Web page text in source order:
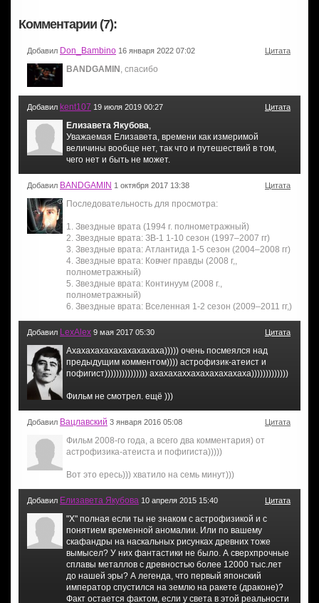
Комментарии (7):
Добавил Don_Bambino 16 января 2022 07:02 Цитата
BANDGAMIN , спасибо
Добавил kent107 19 июля 2019 00:27 Цитата
Елизавета Якубова,
Уважаемая Елизавета, времени как измеримой
величины вообще нет, так что и путешествий в том,
чего нет и быть не может.
Добавил BANDGAMIN 1 октября 2017 13:38 Цитата
Последовательность для просмотра:
1. Звездные врата (1994 г. полнометражный)
2. Звездные врата: ЗВ-1 1-10 сезон (1997–2007 гг)
3. Звездные врата: Атлантида 1-5 сезон (2004–2008 гг)
4. Звездные врата: Ковчег правды (2008 г,,
полнометражный)
5. Звездные врата: Континуум (2008 г.,
полнометражный)
6. Звездные врата: Вселенная 1-2 сезон (2009–2011 гг,)
Добавил LexAlex 9 мая 2017 05:30 Цитата
Ахахахахахахахахахаха))))) очень посмеялся над
предыдущим комментом)))) астрофизик-атеист и
пофигист))))))))))))))) ахахахаххахахахахахаха)))))))))))))
Фильм не смотрел. ещё )))
Добавил Вацлавский 3 января 2016 05:08 Цитата
Фильм 2008-го года, а всего два комментария) от
астрофизика-атеиста и пофигиста)))))
Вот это ересь))) хватило на семь минут)))
Добавил Елизавета Якубова 10 апреля 2015 15:40 Цитата
"Х" полная если ты не знаком с астрофизикой и с
понятием временной аномалии. Или по вашему
скафандры на наскальных рисунках древних тоже
вымысел? У них фантастики не было. А сверхпрочные
сплавы металлов с древностью более 12000 тыс.лет
до нашей эры? А легенда, что первый японский
император спустился на землю на ракете (драконе)?
Факт остается фактом, если у света в этой реальности